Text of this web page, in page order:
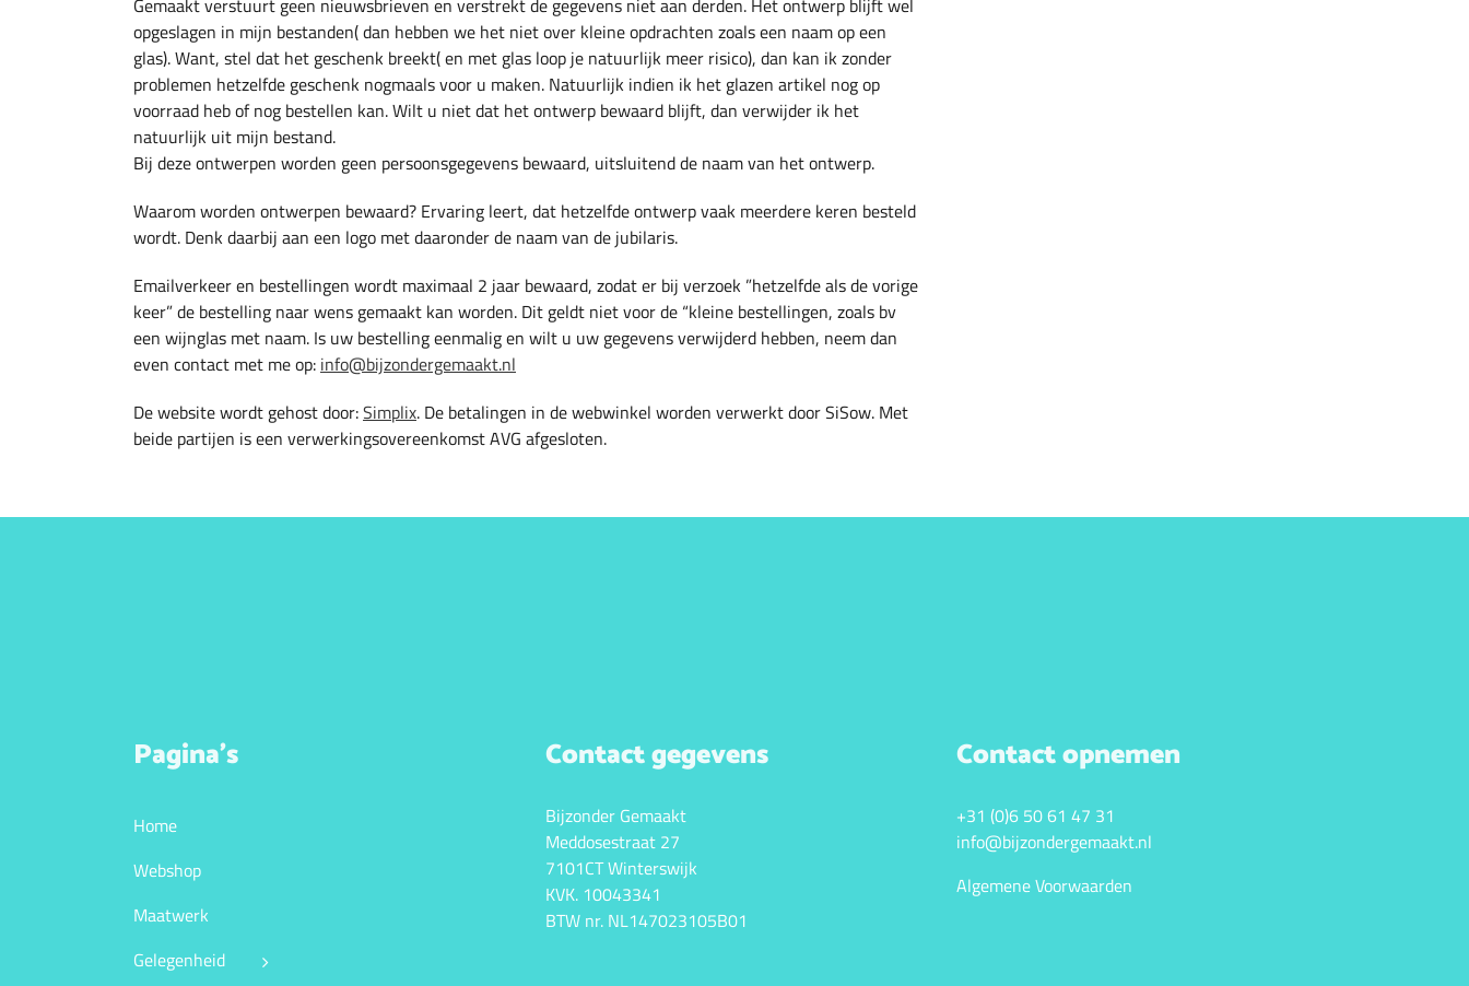
Gemaakt verstuurt geen nieuwsbrieven en verstrekt de gegevens niet aan derden. Het ontwerp blijft wel
opgeslagen in mijn bestanden( dan hebben we het niet over kleine opdrachten zoals een naam op een
glas). Want, stel dat het geschenk breekt( en met glas loop je natuurlijk meer risico), dan kan ik zonder
problemen hetzelfde geschenk nogmaals voor u maken. Natuurlijk indien ik het glazen artikel nog op
voorraad heb of nog bestellen kan. Wilt u niet dat het ontwerp bewaard blijft, dan verwijder ik het
natuurlijk uit mijn bestand.
Bij deze ontwerpen worden geen persoonsgegevens bewaard, uitsluitend de naam van het ontwerp.
Waarom worden ontwerpen bewaard? Ervaring leert, dat hetzelfde ontwerp vaak meerdere keren besteld
wordt. Denk daarbij aan een logo met daaronder de naam van de jubilaris.
Emailverkeer en bestellingen wordt maximaal 2 jaar bewaard, zodat er bij verzoek ”hetzelfde als de vorige
keer” de bestelling naar wens gemaakt kan worden. Dit geldt niet voor de “kleine bestellingen, zoals bv
een wijnglas met naam. Is uw bestelling eenmalig en wilt u uw gegevens verwijderd hebben, neem dan
even contact met me op: info@bijzondergemaakt.nl
De website wordt gehost door:Simplix. De betalingen in de webwinkel worden verwerkt door SiSow. Met
beide partijen is een verwerkingsovereenkomst AVG afgesloten.
Pagina’s
Home
Webshop
Maatwerk
Gelegenheid
Contact gegevens
Bijzonder Gemaakt
Meddosestraat 27
7101CT Winterswijk
KVK. 10043341
BTW nr. NL147023105B01
Contact opnemen
+31 (0)6 50 61 47 31
info@bijzondergemaakt.nl
Algemene Voorwaarden